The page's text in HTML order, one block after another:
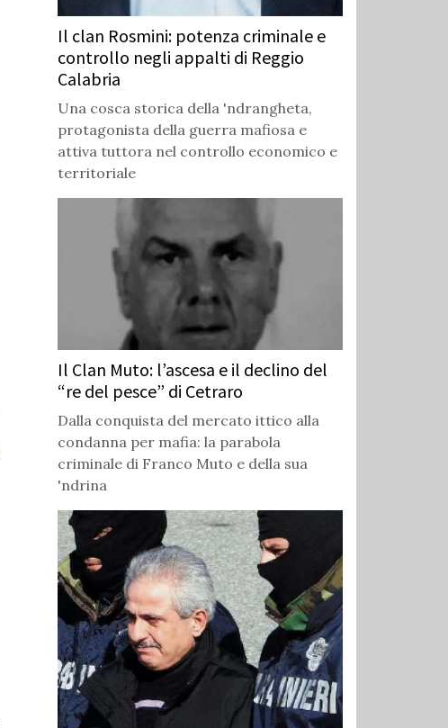
Il clan Rosmini: potenza criminale e
controllo negli appalti di Reggio
Calabria
Una cosca storica della 'ndrangheta,
protagonista della guerra mafiosa e
attiva tuttora nel controllo economico e
territoriale
Il Clan Muto: l’ascesa e il declino del
“re del pesce” di Cetraro
Dalla conquista del mercato ittico alla
condanna per mafia: la parabola
criminale di Franco Muto e della sua
'ndrina